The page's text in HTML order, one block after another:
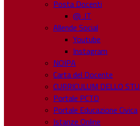
Posta Docenti
@ .IT
Allende Social
Youtube
Instagram
NOIPA
Carta del Docente
CURRICULUM DELLO
Portale PCTO
Portale Educazione Civica
Istanze Online